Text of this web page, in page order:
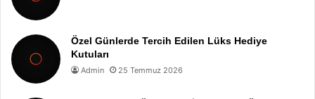
Özel Günlerde Tercih Edilen Lüks Hediye
Kutuları
Admin 25 Temmuz 2026